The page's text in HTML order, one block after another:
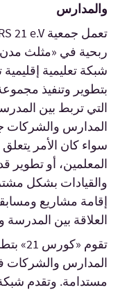
والمدارس
ربحية في «مثلث مدن
شبكة تعليمية
بتطوير وتنفيذ
التي تربط بين
سواء كان الأمر يتعلق
المعلمين، أو
والقيادات بشكل
إقامة مشاريع
العلاقة بين المدرسة
تقوم
المدارس والشركات
مستدامة. وتقدم